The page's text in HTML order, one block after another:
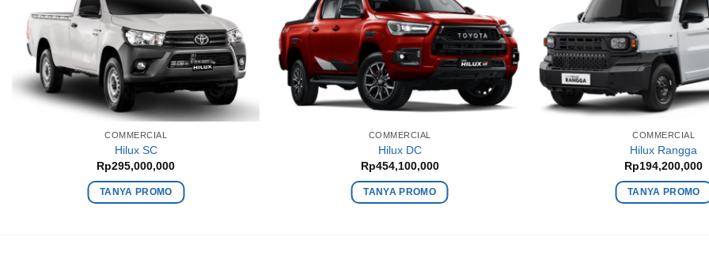
COMMERCIAL
Hilux SC
Rp295,000,000
TANYA PROMO
COMMERCIAL
Hilux DC
Rp454,100,000
TANYA PROMO
COMMERCIAL
Hilux Rangga
Rp194,200,000
TANYA PROMO